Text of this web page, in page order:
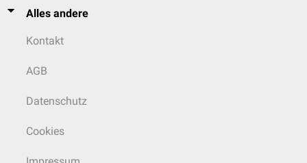
Alles andere
Kontakt
AGB
Datenschutz
Cookies